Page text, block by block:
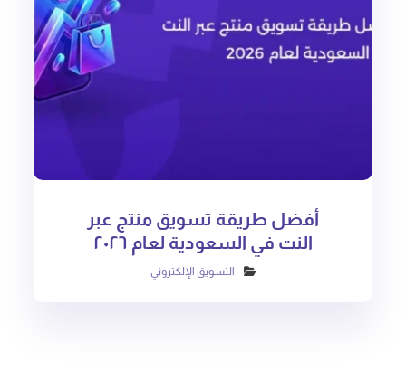
أفضل طريقة تسويق منتج عبر
النت في السعودية لعام ٢٠٢٦
التسويق الإلكتروني